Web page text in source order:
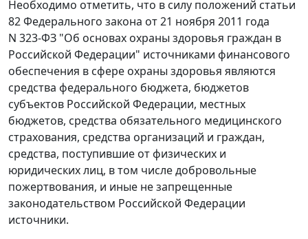
Необходимо отметить, что в силу положений статьи
82 Федерального закона от 21 ноября 2011 года
N 323-ФЗ "Об основах охраны здоровья граждан в
Российской Федерации" источниками финансового
обеспечения в сфере охраны здоровья являются
средства федерального бюджета, бюджетов
субъектов Российской Федерации, местных
бюджетов, средства обязательного медицинского
страхования, средства организаций и граждан,
средства, поступившие от физических и
юридических лиц, в том числе добровольные
пожертвования, и иные не запрещенные
законодательством Российской Федерации
источники.